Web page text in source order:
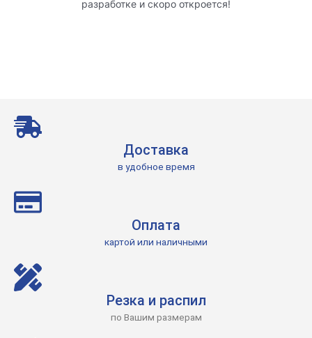
разработке и скоро откроется!
Доставка
в удобное время
Оплата
картой или наличными
Резка и распил
по Вашим размерам